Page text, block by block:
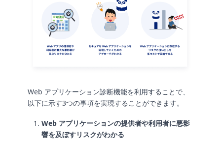
Web アプリケーション診断機能を利用することで、
以下に示す3つの事項を実現することができます。
Web アプリケーションの提供者や利用者に悪影
響を及ぼすリスクがわかる